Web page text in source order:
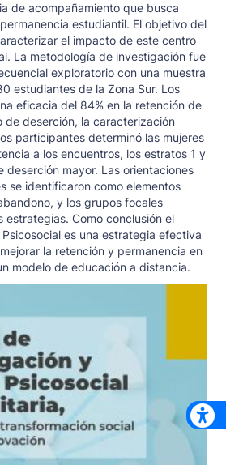
de acompañamiento que busca
estudiantil. El objetivo del
el impacto de este centro
La metodología de investigación fue
exploratorio con una muestra
estudiantes de la Zona Sur. Los
eficacia del 84% en la retención de
de deserción, la caracterización
participantes determinó las mujeres
a los encuentros, los estratos 1 y
deserción mayor. Las orientaciones
se identificaron como elementos
y los grupos focales
estrategias. Como conclusión el
es una estrategia efectiva
la retención y permanencia en
modelo de educación a distancia.